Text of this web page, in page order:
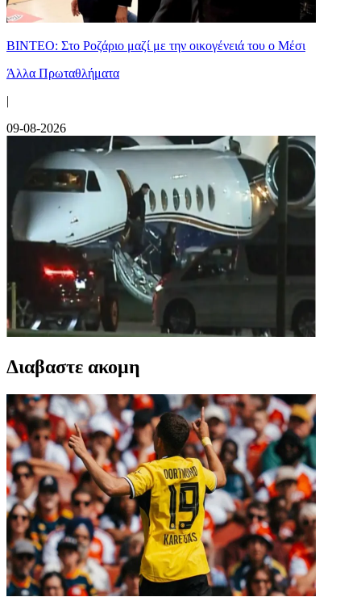
ΒΙΝΤΕΟ: Στο Ροζάριο μαζί με την οικογένειά του ο Μέσι
Άλλα Πρωταθλήματα
|
09-08-2026
Διαβαστε ακομη